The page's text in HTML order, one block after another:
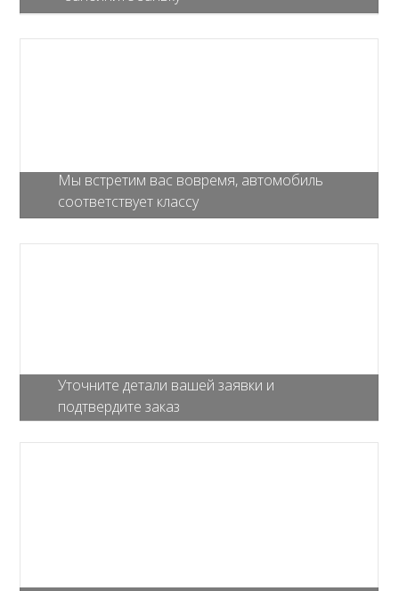
Уточните детали вашей заявки и
подтвердите заказ
Мы встретим вас вовремя, автомобиль
соответствует классу